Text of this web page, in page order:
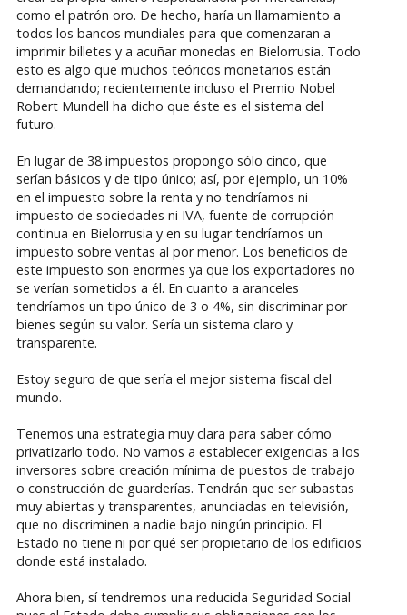
como el patrón oro. De hecho, haría un llamamiento a
todos los bancos mundiales para que comenzaran a
imprimir billetes y a acuñar monedas en Bielorrusia. Todo
esto es algo que muchos teóricos monetarios están
demandando; recientemente incluso el Premio Nobel
Robert Mundell ha dicho que éste es el sistema del
futuro.
En lugar de 38 impuestos propongo sólo cinco, que
serían básicos y de tipo único; así, por ejemplo, un 10%
en el impuesto sobre la renta y no tendríamos ni
impuesto de sociedades ni IVA, fuente de corrupción
continua en Bielorrusia y en su lugar tendríamos un
impuesto sobre ventas al por menor. Los beneficios de
este impuesto son enormes ya que los exportadores no
se verían sometidos a él. En cuanto a aranceles
tendríamos un tipo único de 3 o 4%, sin discriminar por
bienes según su valor. Sería un sistema claro y
transparente.
Estoy seguro de que sería el mejor sistema fiscal del
mundo.
Tenemos una estrategia muy clara para saber cómo
privatizarlo todo. No vamos a establecer exigencias a los
inversores sobre creación mínima de puestos de trabajo
o construcción de guarderías. Tendrán que ser subastas
muy abiertas y transparentes, anunciadas en televisión,
que no discriminen a nadie bajo ningún principio. El
Estado no tiene ni por qué ser propietario de los edificios
donde está instalado.
Ahora bien, sí tendremos una reducida Seguridad Social